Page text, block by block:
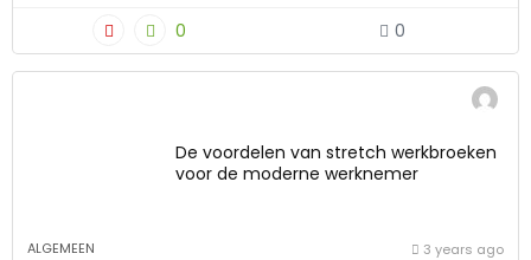
0 0
De voordelen van stretch werkbroeken
voor de moderne werknemer
ALGEMEEN 3 years ago